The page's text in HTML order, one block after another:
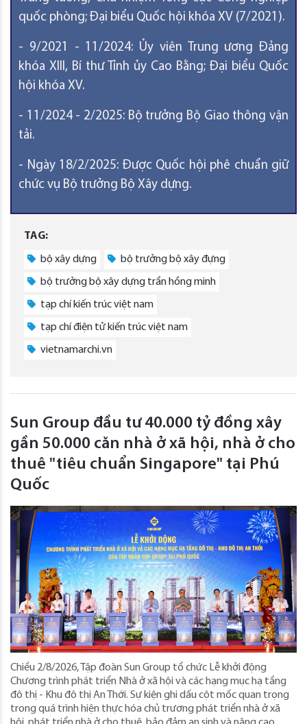
quốc phòng; Đại biểu Quốc hội khóa XV (7/2021).
- 9/2021 - 11/2024: Ủy viên Trung ương Đảng
khóa XIII, Bí thư Tỉnh ủy Cao Bằng; Đại biểu Quốc
hội khóa XV.
- 11/2024 - 2/2025: Bộ trưởng Bộ Giao thông vận
tải.
- Ngày 18/2/2025: Được Quốc hội phê chuẩn giữ
chức vụ Bộ trưởng Bộ Xây dựng.
TAG:
bộ xây dựng bộ trưởng bộ xây đựng
bộ trưởng bộ xây dựng trần hồng minh
tạp chí kiến trúc việt nam
tạp chí điện tử kiến trúc việt nam
vietnamarchi.vn
Sun Group đầu tư 40.000 tỷ đồng xây
gần 50.000 căn nhà ở xã hội, nhà ở cho
thuê "tiêu chuẩn Singapore" tại Phú
Quốc
Chiều 2/8/2026, Tập đoàn Sun Group tổ chức Lễ khởi động
Chương trình phát triển Nhà ở xã hội và các hạng mục hạ tầng
đô thị - Khu đô thị An Thới. Sự kiện ghi dấu cột mốc quan trọng
trong quá trình hiện thực hóa chủ trương phát triển nhà ở xã